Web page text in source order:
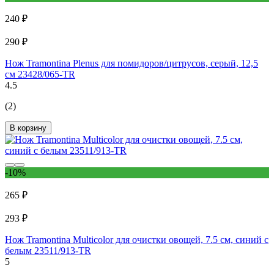
240 ₽
290 ₽
Нож Tramontina Plenus для помидоров/цитрусов, серый, 12,5
см 23428/065-TR
4.5
(2)
В корзину
-10%
265 ₽
293 ₽
Нож Tramontina Multicolor для очистки овощей, 7.5 см, синий с
белым 23511/913-TR
5